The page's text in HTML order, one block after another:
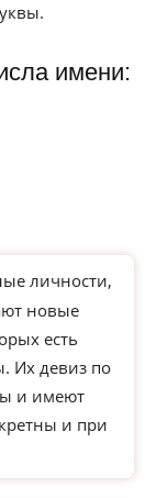
имени:
личности,
новые
есть
Их девиз по
и имеют
и при